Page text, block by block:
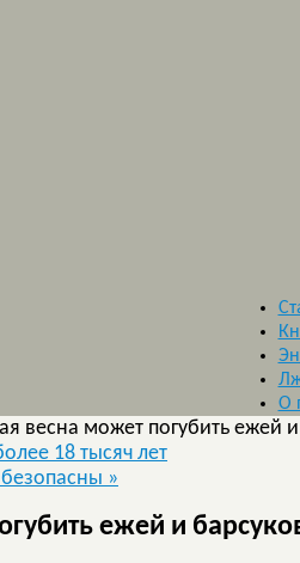
О
весна может погубить ежей
18 тысяч лет
»
ежей и